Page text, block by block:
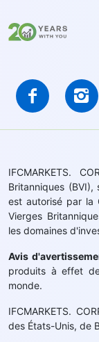
IFCMARKETS.
Britanniques
est autorisé par la
Vierges
les domaines
Avis
produits à effet
monde.
IFCMARKETS.
des États-Unis, de